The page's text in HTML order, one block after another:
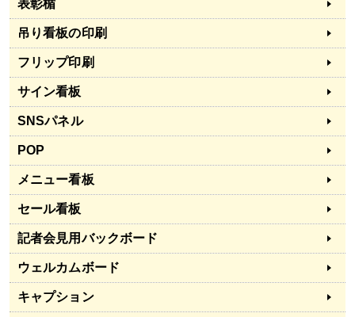
表彰楯
吊り看板の印刷
フリップ印刷
サイン看板
SNSパネル
POP
メニュー看板
セール看板
記者会見用バックボード
ウェルカムボード
キャプション